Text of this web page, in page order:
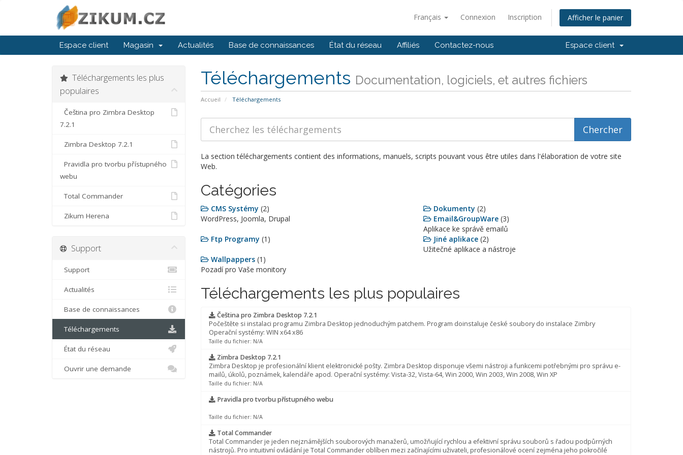
Français Connexion Inscription Afficher le panier
Espace client Magasin Actualités Base de connaissances État du réseau Affiliés Contactez-nous Espace client
Téléchargements Documentation, logiciels, et autres fichiers
Accueil Téléchargements
La section téléchargements contient des informations, manuels, scripts pouvant vous être utiles dans l'élaboration de votre site
Web.
Catégories
CMS Systémy (2)
WordPress, Joomla, Drupal
Dokumenty (2)
Email&GroupWare (3)
Aplikace ke správě emailů
Ftp Programy (1) Jiné aplikace (2)
Užitečné aplikace a nástroje
Wallpappers (1)
Pozadí pro Vaše monitory
Téléchargements les plus populaires
Čeština pro Zimbra Desktop 7.2.1
Počeštěte si instalaci programu Zimbra Desktop jednoduchým patchem. Program doinstaluje české soubory do instalace Zimbry
Operační systémy: WIN x64 x86
Taille du fichier: N/A
Zimbra Desktop 7.2.1
Zimbra Desktop je profesionální klient elektronické pošty. Zimbra Desktop disponuje všemi nástroji a funkcemi potřebnými pro správu e-
mailů, úkolů, poznámek, kalendáře apod. Operační systémy: Vista-32, Vista-64, Win 2000, Win 2003, Win 2008, Win XP
Taille du fichier: N/A
Pravidla pro tvorbu přístupného webu
Taille du fichier: N/A
Total Commander
Total Commander je jeden nejznámějších souborových manažerů, umožňující rychlou a efektivní správu souborů s řadou podpůrných
nástrojů. Pro intuitivní ovládání je Total Commander oblíben mezi začínajícími uživateli, profesionálové ocení zejména jeho pokročilé
Téléchargements les plus
populaires
Čeština pro Zimbra Desktop
7.2.1
Zimbra Desktop 7.2.1
Pravidla pro tvorbu přístupného
webu
Total Commander
Zikum Herena
Support
Support
Actualités
Base de connaissances
Téléchargements
État du réseau
Ouvrir une demande